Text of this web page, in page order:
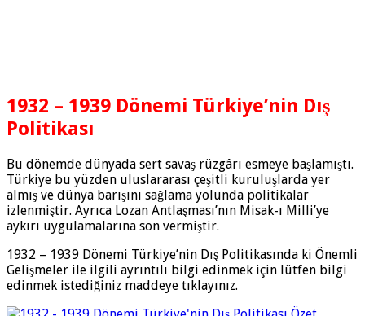
1932 – 1939 Dönemi Türkiye’nin Dış
Politikası
Bu dönemde dünyada sert savaş rüzgârı esmeye başlamıştı.
Türkiye bu yüzden uluslararası çeşitli kuruluşlarda yer
almış ve dünya barışını sağlama yolunda politikalar
izlenmiştir. Ayrıca Lozan Antlaşması’nın Misak-ı Milli’ye
aykırı uygulamalarına son vermiştir.
1932 – 1939 Dönemi Türkiye’nin Dış Politikasında ki Önemli
Gelişmeler ile ilgili ayrıntılı bilgi edinmek için lütfen bilgi
edinmek istediğiniz maddeye tıklayınız.